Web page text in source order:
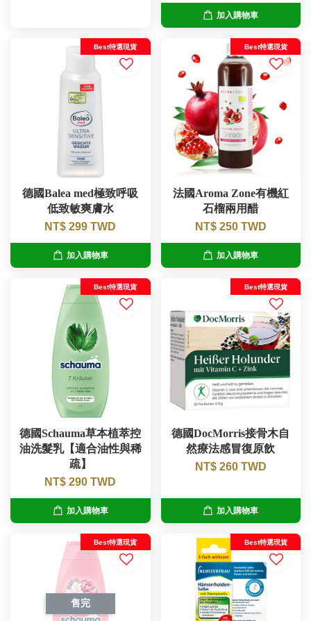
加入購物車
Best特選現貨
德國Balea med極致呼吸
低致敏爽膚水
NT$ 299 TWD
加入購物車
Best特選現貨
法國Aroma Zone有機紅
石榴兩用醋
NT$ 250 TWD
加入購物車
Best特選現貨
德國Schauma草本植萃控
油洗髮乳【適合油性與稀
疏】
NT$ 290 TWD
加入購物車
Best特選現貨
德國DocMorris接骨木自
然療法感冒復原飲
NT$ 260 TWD
加入購物車
售完
Best特選現貨 Best特選現貨